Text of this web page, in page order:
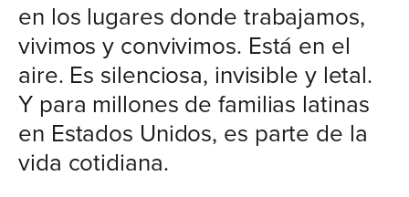
en los lugares donde trabajamos,
vivimos y convivimos. Está en el
aire. Es silenciosa, invisible y letal.
Y para millones de familias latinas
en Estados Unidos, es parte de la
vida cotidiana.